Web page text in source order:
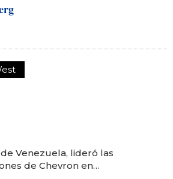
Venezuela, lideró las
de Chevron en